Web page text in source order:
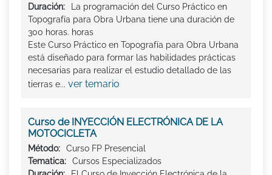
Duración:
La programación del Curso Práctico en
Topografía para Obra Urbana tiene una duración de
300 horas. horas
Este Curso Práctico en Topografía para Obra Urbana
está diseñado para formar las habilidades prácticas
necesarias para realizar el estudio detallado de las
tierras e... ver temario
Curso de INYECCIÓN ELECTRÓNICA DE LA
MOTOCICLETA
Método:
Curso FP Presencial
Tematica:
Cursos Especializados